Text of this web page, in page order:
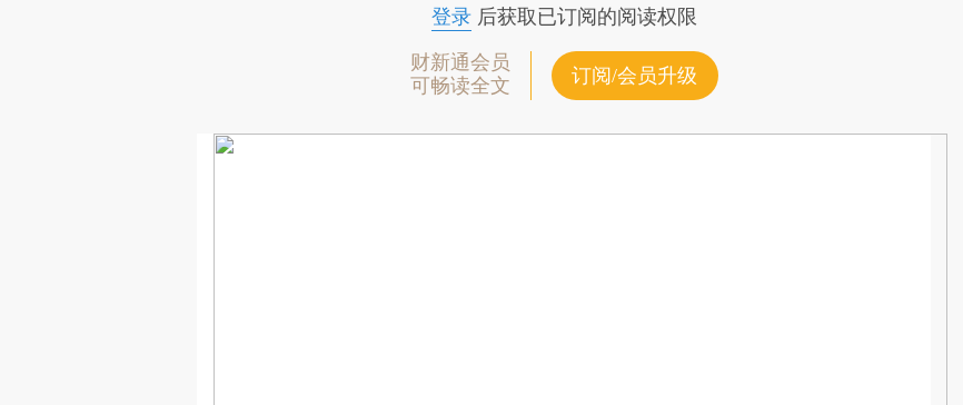
登录后获取已订阅的阅读权限
财新通会员
可畅读全文
订阅/会员升级